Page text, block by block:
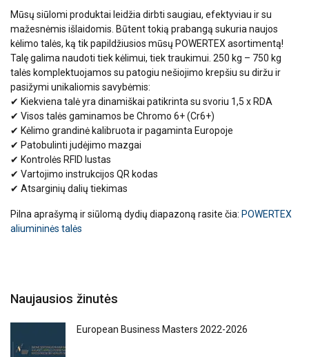
Mūsų siūlomi produktai leidžia dirbti saugiau, efektyviau ir su
mažesnėmis išlaidomis. Būtent tokią prabangą sukuria naujos
kėlimo talės, ką tik papildžiusios mūsų POWERTEX asortimentą!
Talę galima naudoti tiek kėlimui, tiek traukimui. 250 kg – 750 kg
talės komplektuojamos su patogiu nešiojimo krepšiu su diržu ir
pasižymi unikaliomis savybėmis:
✔ Kiekviena talė yra dinamiškai patikrinta su svoriu 1,5 x RDA
✔ Visos talės gaminamos be Chromo 6+ (Cr6+)
✔ Kėlimo grandinė kalibruota ir pagaminta Europoje
✔ Patobulinti judėjimo mazgai
✔ Kontrolės RFID lustas
✔ Vartojimo instrukcijos QR kodas
✔ Atsarginių dalių tiekimas
Pilna aprašymą ir siūlomą dydių diapazoną rasite čia: POWERTEX
aliumininės talės
Naujausios žinutės
European Business Masters 2022-2026